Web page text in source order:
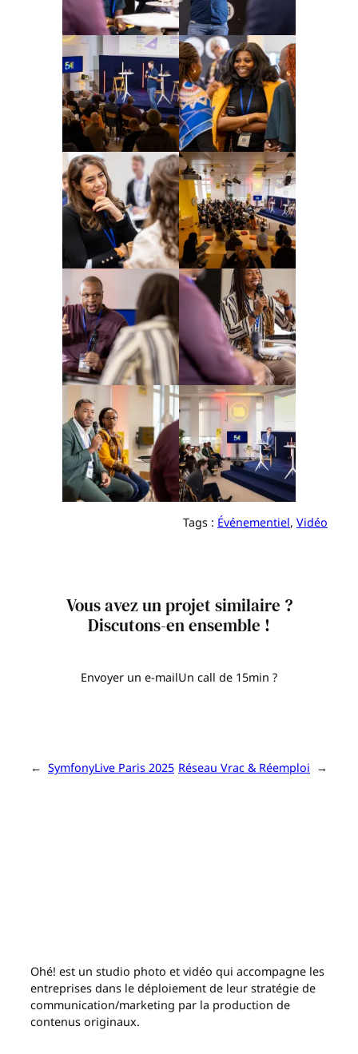
Tags : Événementiel, Vidéo
Vous avez un projet similaire ?
Discutons-en ensemble !
Envoyer un e-mailUn call de 15min ?
← SymfonyLive Paris 2025 Réseau Vrac & Réemploi →
Ohé! est un studio photo et vidéo qui accompagne les
entreprises dans le déploiement de leur stratégie de
communication/marketing par la production de
contenus originaux.